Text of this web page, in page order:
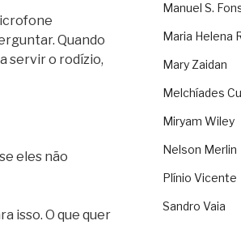
Quando
servir o rodízio,
eles não
isso. O que quer
Manuel S.
Maria Helena
Mary Zaidan
Melchíades
Miryam Wiley
Nelson Merlin
Plínio Vicente
Sandro Vaia